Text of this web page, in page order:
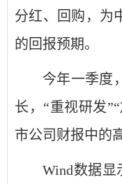
分红、回购，为
的回报预期。
今年一季度
长，“重视研发
市公司财报中的
Wind数据显